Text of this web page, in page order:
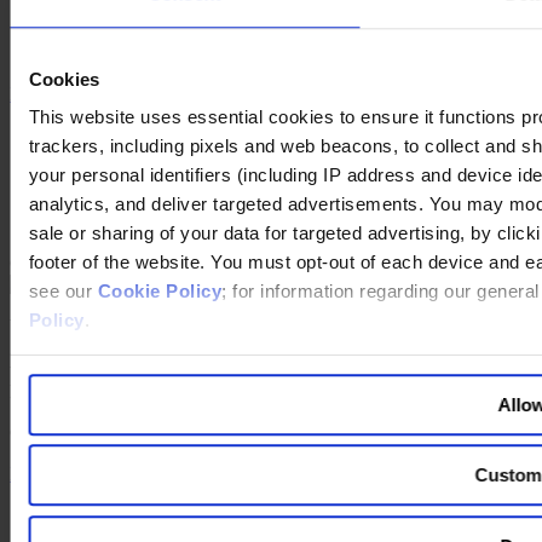
Cookies
This website uses essential cookies to ensure it functions
trackers, including pixels and web beacons, to collect and
your personal identifiers (including IP address and device
analytics, and deliver targeted advertisements. You may
sale or sharing of your data for targeted advertising, by
footer of the website. You must opt-out of each device and
see our Cookie Policy; for information regarding our
Policy.
YouTube
Impressum
Haftungsausschluss
Datenschutz
Unsere Leitlinien
Cookie Policy
Changing language
You are switching to an alternate language version of the Egon
translated version. If you continue, you will be taken to the alternate
Continue to thewebsite